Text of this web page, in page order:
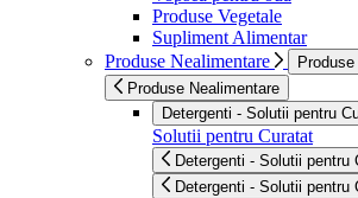
Produse Vegetale
Supliment Alimentar
Produse Nealimentare
Produse Nealimentare
Detergenti - Solutii pentru
Solutii pentru Curatat
Detergenti - Solutii pentru
Detergenti - Solutii pentru